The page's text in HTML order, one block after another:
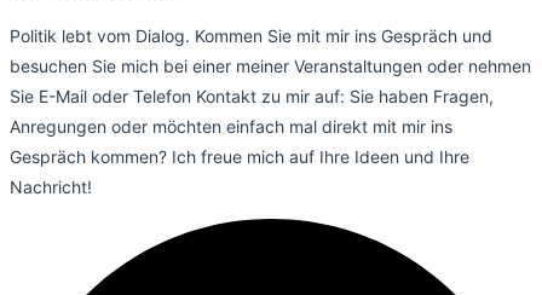
Politik lebt vom Dialog. Kommen Sie mit mir ins Gespräch und
besuchen Sie mich bei einer meiner Veranstaltungen oder nehmen
Sie E-Mail oder Telefon Kontakt zu mir auf: Sie haben Fragen,
Anregungen oder möchten einfach mal direkt mit mir ins
Gespräch kommen? Ich freue mich auf Ihre Ideen und Ihre
Nachricht!